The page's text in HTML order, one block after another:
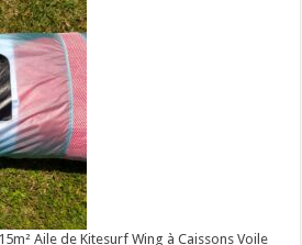
Aile de Kitesurf Wing à Caissons Voile